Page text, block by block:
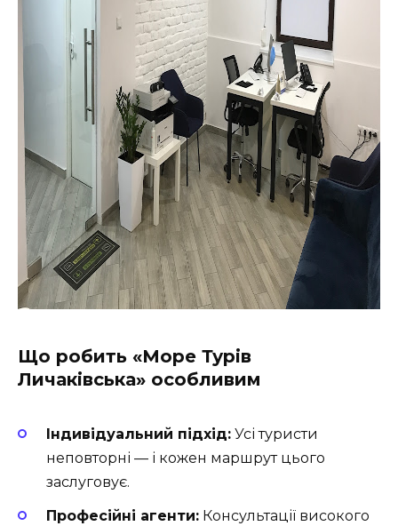
Що робить «Море Турів
Личаківська» особливим
Індивідуальний підхід: Усі туристи
неповторні — і кожен маршрут цього
заслуговує.
Професійні агенти: Консультації високого